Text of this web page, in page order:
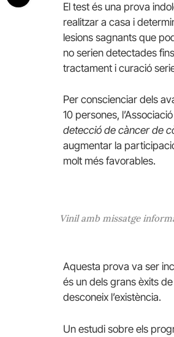
El test és una prova
realitzar a casa i
lesions sagnants que
no serien detectades
tractament i curació
Per conscienciar dels
10 persones,
detecció de càncer de
augmentar la
molt més favorables.
Vinil amb missatge
Aquesta prova va ser
és un dels grans èxits
desconeix l’existència.
Un estudi sobre els